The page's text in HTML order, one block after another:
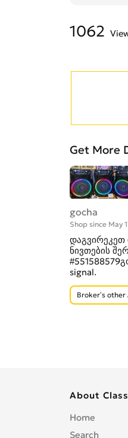
1062
Get More
gocha
Shop since May
დაგვირეკეთ
ნივთების
signal.
Broker’s other
About
Home
Search